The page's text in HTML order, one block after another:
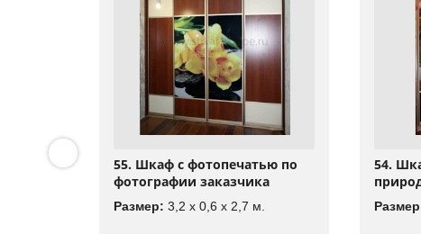
55. Шкаф с фотопечатью по
фотографии заказчика
Размер: 3,2 x 0,6 x 2,7 м.
54.